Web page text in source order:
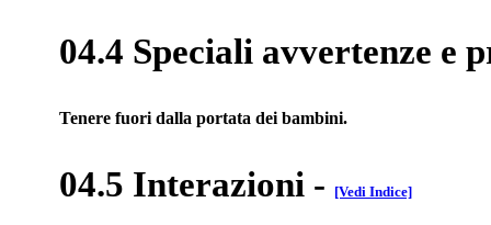
04.4 Speciali avvertenze e
Tenere fuori dalla portata dei bambini.
04.5 Interazioni - [Vedi Indice]